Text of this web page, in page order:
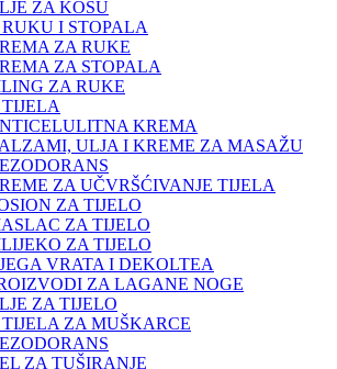
ZA KOSU
I STOPALA
ZA RUKE
ZA STOPALA
ZA RUKE
KREMA
ULJA I KREME ZA MASAŽU
ZA UČVRŠĆIVANJE TIJELA
ZA TIJELO
ZA TIJELO
ZA TIJELO
VRATA I DEKOLTEA
ZA LAGANE NOGE
ZA TIJELO
ZA MUŠKARCE
ZA TUŠIRANJE